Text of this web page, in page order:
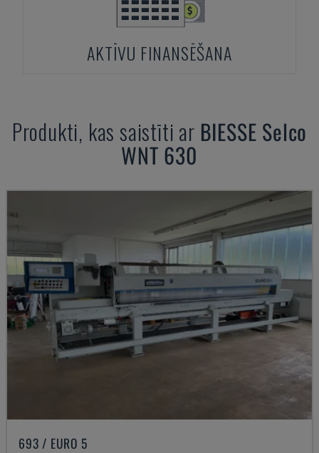
AKTĪVU FINANSĒŠANA
Produkti, kas saistīti ar BIESSE Selco
WNT 630
693 / EURO 5